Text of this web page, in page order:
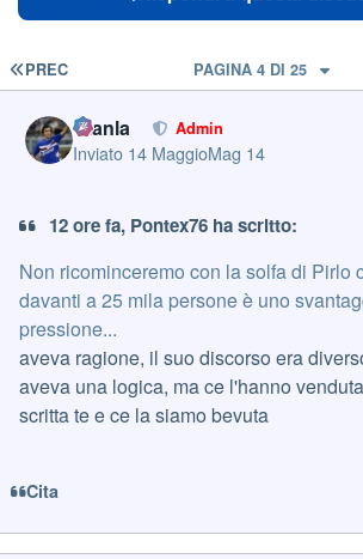
PRIMA PAGINA
PREC PAGINA 4 DI 25
Gianla Admin
Inviato 14 MaggioMag 14
12 ore fa, Pontex76 ha scritto:
Non ricominceremo con la solfa di Pirlo
davanti a 25 mila persone è uno
pressione...
aveva ragione, il suo discorso era
aveva una logica, ma ce l'hanno
scritta te e ce la siamo bevuta
Cita